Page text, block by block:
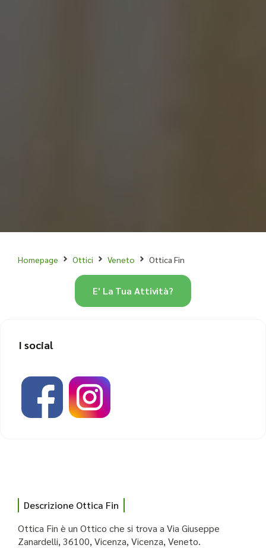
Homepage Ottici Veneto Ottica Fin
Descrizione Ottica Fin
Ottica Fin è un Ottico che si trova a Via Giuseppe
Zanardelli, 36100, Vicenza, Vicenza, Veneto.
E' La Tua Attività?
I social